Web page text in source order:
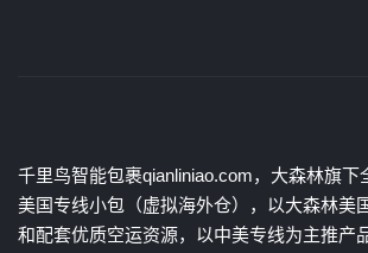
千里鸟智能包裹qianliniao.com，大森林旗下
美国专线小包（虚拟海外仓），以大森林美
和配套优质空运资源，以中美专线为主推产